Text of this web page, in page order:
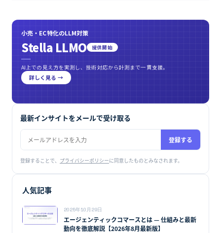
小売・EC特化のLLM対策
Stella LLMO 提供開始
AI上での見え方を実測し、技術対応から計測まで一貫支援。
詳しく見る →
最新インサイトをメールで受け取る
登録する
登録することで、 プライバシーポリシーに同意したものとみなされます。
人気記事
2025年10月29日
エージェンティックコマースとは — 仕組みと最新
動向を徹底解説【2026年8月最新版】